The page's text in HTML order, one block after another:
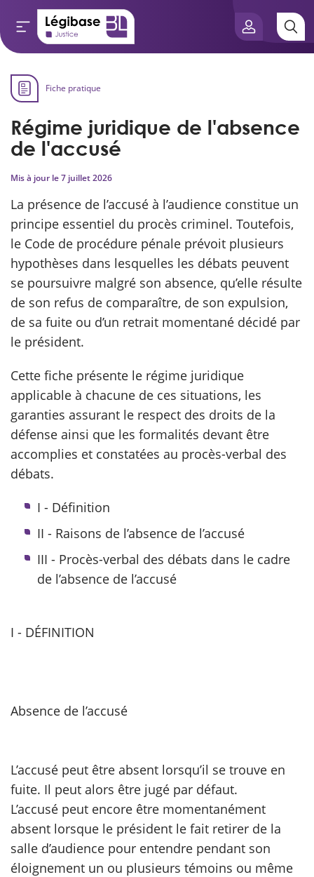
vue de l’expert
Fiche pratique
Régime juridique de l'absence
de l'accusé
Mis à jour le7 juillet 2026
La présence de l’accusé à l’audience constitue un
principe essentiel du procès criminel. Toutefois,
le Code de procédure pénale prévoit plusieurs
hypothèses dans lesquelles les débats peuvent
se poursuivre malgré son absence, qu’elle résulte
de son refus de comparaître, de son expulsion,
de sa fuite ou d’un retrait momentané décidé par
le président.
Cette fiche présente le régime juridique
applicable à chacune de ces situations, les
garanties assurant le respect des droits de la
défense ainsi que les formalités devant être
accomplies et constatées au procès-verbal des
débats.
I - Définition
II - Raisons de l’absence de l’accusé
III - Procès-verbal des débats dans le cadre
de l’absence de l’accusé
I - DÉFINITION
Absence de l’accusé
L’accusé peut être absent lorsqu’il se trouve en
fuite. Il peut alors être jugé par défaut.
L’accusé peut encore être momentanément
absent lorsque le président le fait retirer de la
salle d’audience pour entendre pendant son
éloignement un ou plusieurs témoins ou même